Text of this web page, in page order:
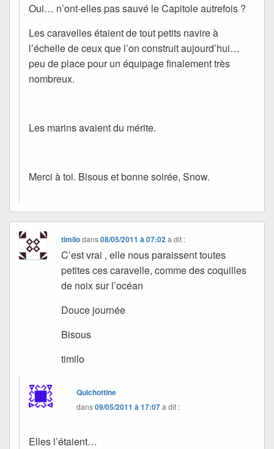
Oui… n’ont-elles pas sauvé le Capitole autrefois ?
Les caravelles étaient de tout petits navire à
l’échelle de ceux que l’on construit aujourd’hui…
peu de place pour un équipage finalement très
nombreux.
Les marins avaient du mérite.
Merci à toi. Bisous et bonne soirée, Snow.
timilodans08/05/2011 à 07:02 a dit :
C’est vrai , elle nous paraissent toutes
petites ces caravelle, comme des coquilles
de noix sur l’océan
Douce journée
Bisous
timilo
Quichottine
dans09/05/2011 à 17:07a dit :
Elles l’étaient…